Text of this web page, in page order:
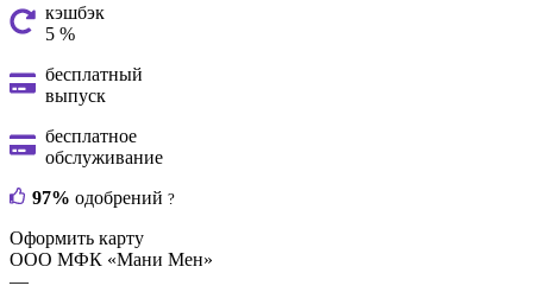
кэшбэк
5 %
бесплатный
выпуск
бесплатное
обслуживание
97% одобрений ?
Оформить карту
ООО МФК «Мани Мен»
—